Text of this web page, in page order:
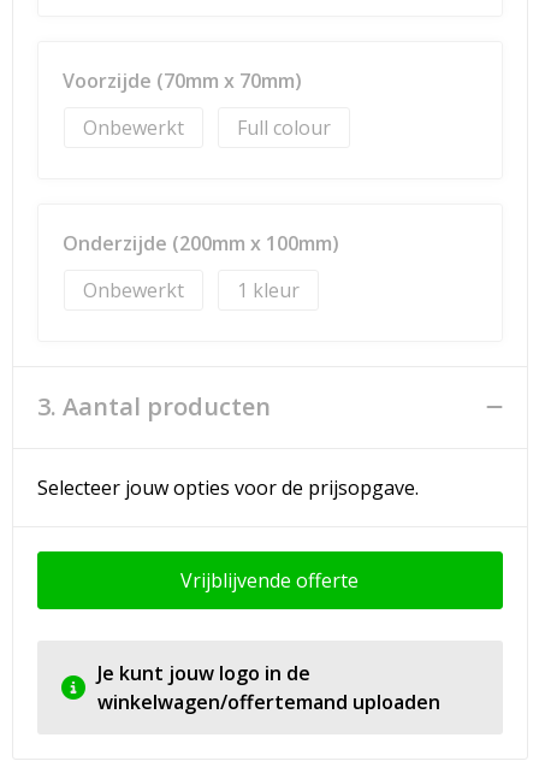
Voorzijde (70mm x 70mm)
Onbewerkt
Full colour
Onderzijde (200mm x 100mm)
Onbewerkt
1
3. Aantal producten
Selecteer jouw opties voor de prijsopgave.
Vrijblijvende offerte
Je kunt jouw logo in de
winkelwagen/offertemand uploaden